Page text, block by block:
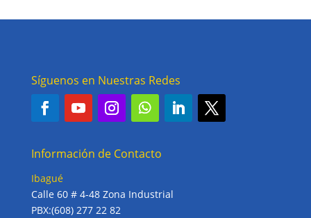
Síguenos en Nuestras Redes
Información de Contacto
Ibagué
Calle 60 # 4-48 Zona Industrial
PBX:(608) 277 22 82